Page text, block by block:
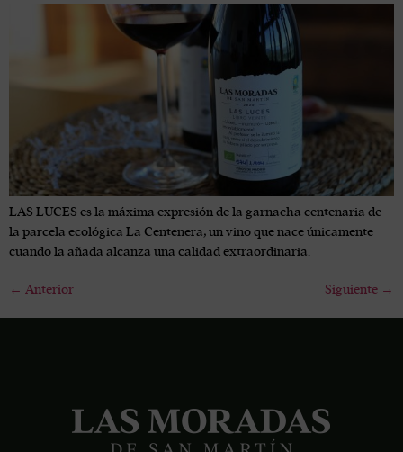
LAS LUCES es la máxima expresión de la garnacha centenaria de
la parcela ecológica La Centenera, un vino que nace únicamente
cuando la añada alcanza una calidad extraordinaria.
← Anterior Siguiente →